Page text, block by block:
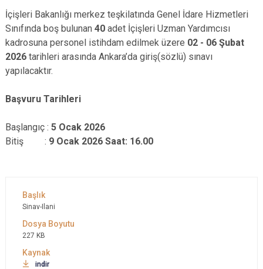
İçişleri Bakanlığı merkez teşkilatında Genel İdare Hizmetleri
Sınıfında boş bulunan 40 adet İçişleri Uzman Yardımcısı
kadrosuna personel istihdam edilmek üzere 02 - 06 Şubat
2026 tarihleri arasında Ankara’da giriş(sözlü) sınavı
yapılacaktır.
Başvuru Tarihleri
Başlangıç : 5 Ocak 2026
Bitiş : 9 Ocak 2026 Saat: 16.00
Sinav-Ilani
227 KB
indir